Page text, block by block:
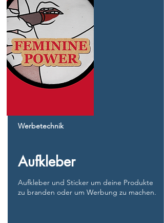
Werbetechnik
Aufkleber
Aufkleber und Sticker um deine Produkte
zu branden oder um Werbung zu machen.